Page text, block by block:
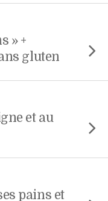
» +
gluten
et au
pains et